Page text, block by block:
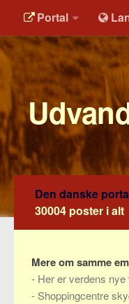
Portal
Den danske
30004 poster i alt
Mere om samme
- Her er verdens
- Shoppingcentre